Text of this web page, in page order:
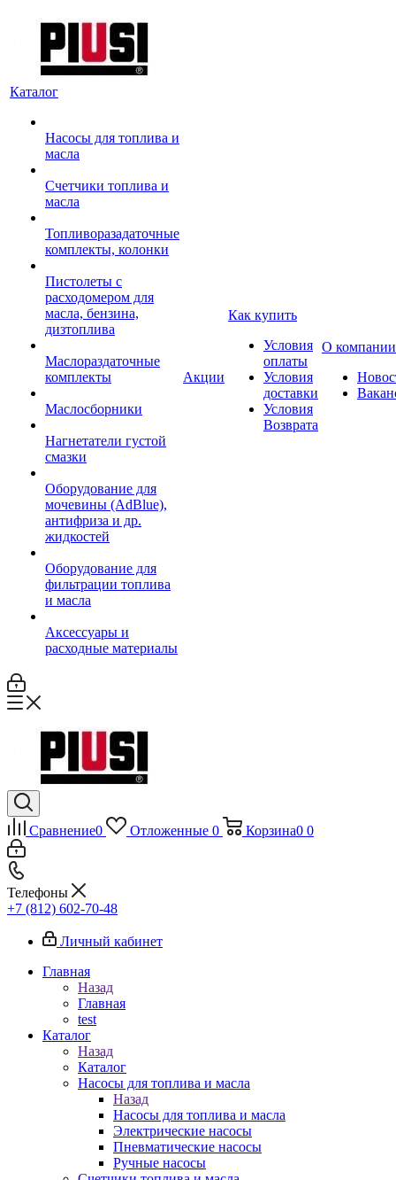
Каталог
Насосы для топлива и
масла
Счетчики топлива и
масла
Топливоразадаточные
комплекты, колонки
Пистолеты с
расходомером для
масла, бензина,
дизтоплива
Маслораздаточные
комплекты
Маслосборники
Нагнетатели густой
смазки
Оборудование для
мочевины (AdBlue),
антифриза и др.
жидкостей
Оборудование для
фильтрации топлива
и масла
Аксессуары и
расходные материалы
Акции
Как купить
Условия
оплаты
Условия
доставки
Условия
Возврата
О компании
Сравнение0 Отложенные 0 Корзина0 0
Телефоны
+7 (812) 602-70-48
Личный кабинет
Главная
Назад
Главная
test
Каталог
Назад
Каталог
Насосы для топлива и масла
Назад
Насосы для топлива и масла
Электрические насосы
Пневматические насосы
Ручные насосы